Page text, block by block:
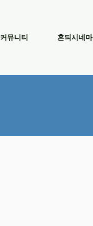
커뮤니티 혼듸시네마